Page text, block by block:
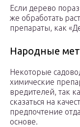
Если дерево
же обработать
препараты, как
Народные
Некоторые
химические
вредителей, так
сказаться на
предпочтение
основе.